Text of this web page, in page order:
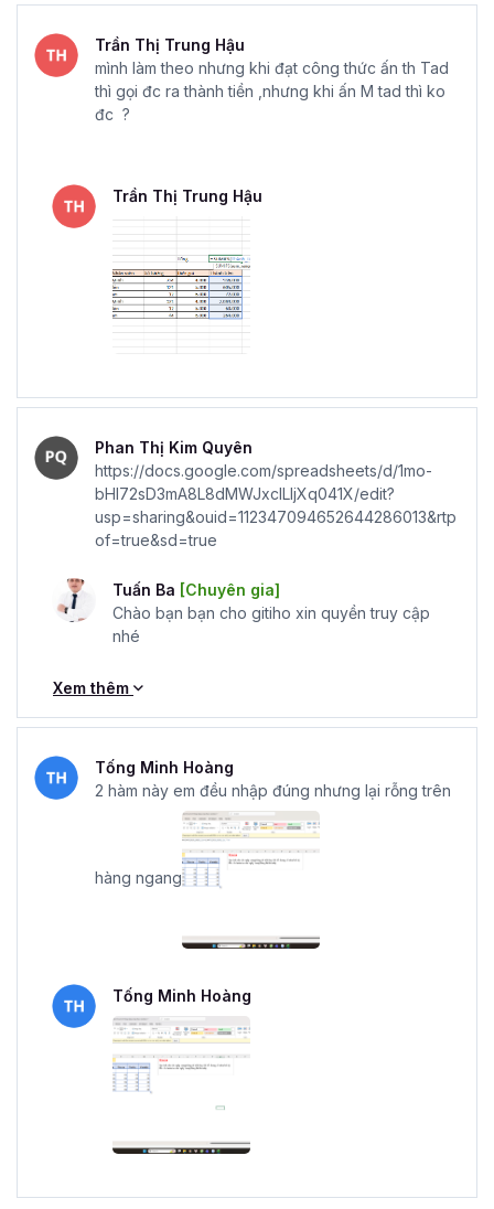
Trần Thị Trung Hậu
mình làm theo nhưng khi đạt công thức ấn th Tad
thì gọi đc ra thành tiền ,nhưng khi ấn M tad thì ko
đc ?
Trần Thị Trung Hậu
Phan Thị Kim Quyên
https://docs.google.com/spreadsheets/d/1mo-
bHI72sD3mA8L8dMWJxclLIjXq041X/edit?
usp=sharing&ouid=112347094652644286013&rtp
of=true&sd=true
Tuấn Ba [Chuyên gia]
Chào bạn bạn cho gitiho xin quyền truy cập
nhé
Xem thêm
Tống Minh Hoàng
2 hàm này em đều nhập đúng nhưng lại rỗng trên
hàng ngang
Tống Minh Hoàng